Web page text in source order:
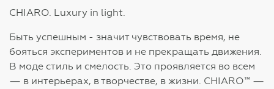
CHIARO. Luxury in light.
Быть успешным - значит чувствовать время, не
бояться экспериментов и не прекращать движения.
В моде стиль и смелость. Это проявляется во всем
— в интерьерах, в творчестве, в жизни. CHIARO™ —